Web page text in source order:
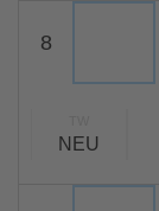
8
NEU